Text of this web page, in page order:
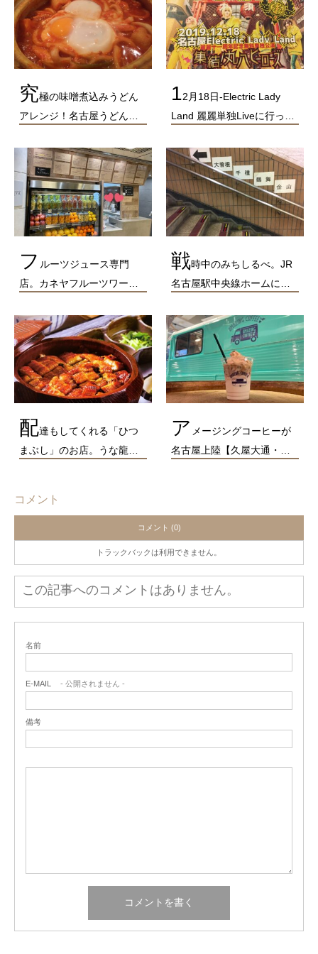
究極の味噌煮込みうどん
アレンジ！名古屋うどん…
12月18日-Electric Lady
Land 麗麗単独Liveに行っ…
フ ルーツジュース専門
店。カネヤフルーツワー…
戦時中のみちしるべ。JR
名古屋駅中央線ホームに…
配達もしてくれる「ひつ
まぶし」のお店。うな龍…
ア メージングコーヒーが
名古屋上陸【久屋大通・…
コメント
コメント (0)
トラックバックは利用できません。
この記事へのコメントはありません。
名前
E-MAIL - 公開されません -
備考